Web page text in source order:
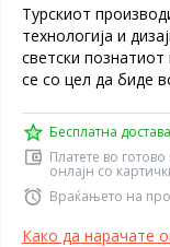
Турскиот
технологија и
светски
се со цел да биде
Бесплатна достава
Платете во
онлајн со
Враќањето на
Како да нарачате